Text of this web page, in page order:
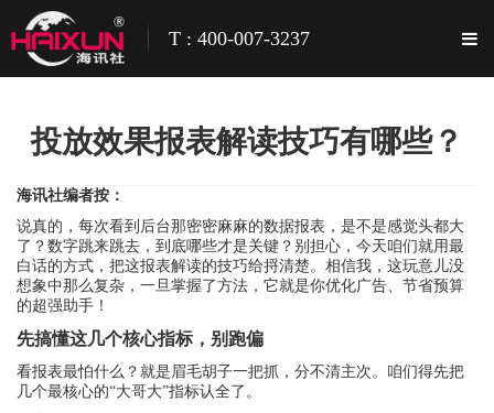
T : 400-007-3237
投放效果报表解读技巧有哪些？
海讯社编者按：
说真的，每次看到后台那密密麻麻的数据报表，是不是感觉头都大
了？数字跳来跳去，到底哪些才是关键？别担心，今天咱们就用最
白话的方式，把这报表解读的技巧给捋清楚。相信我，这玩意儿没
想象中那么复杂，一旦掌握了方法，它就是你优化广告、节省预算
的超强助手！
先搞懂这几个核心指标，别跑偏
看报表最怕什么？就是眉毛胡子一把抓，分不清主次。咱们得先把
几个最核心的“大哥大”指标认全了。